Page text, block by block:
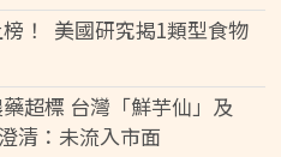
！ 美國研究揭1類型食物
超標 台灣「鮮芋仙」及
清：未流入市面